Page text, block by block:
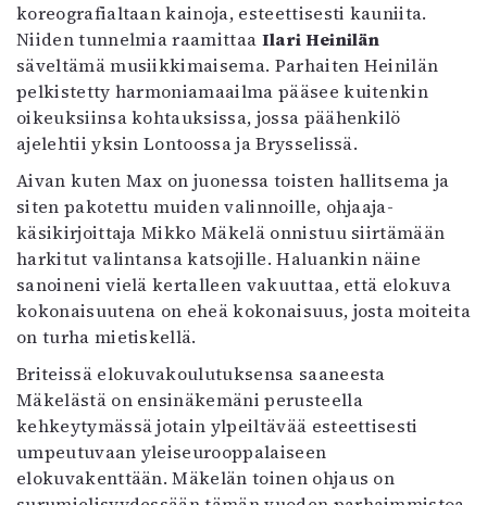
koreografialtaan kainoja, esteettisesti kauniita.
Niiden tunnelmia raamittaa Ilari Heinilän
säveltämä musiikkimaisema. Parhaiten Heinilän
pelkistetty harmoniamaailma pääsee kuitenkin
oikeuksiinsa kohtauksissa, jossa päähenkilö
ajelehtii yksin Lontoossa ja Brysselissä.
Aivan kuten Max on juonessa toisten hallitsema ja
siten pakotettu muiden valinnoille, ohjaaja-
käsikirjoittaja Mikko Mäkelä onnistuu siirtämään
harkitut valintansa katsojille. Haluankin näine
sanoineni vielä kertalleen vakuuttaa, että elokuva
kokonaisuutena on eheä kokonaisuus, josta moiteita
on turha mietiskellä.
Briteissä elokuvakoulutuksensa saaneesta
Mäkelästä on ensinäkemäni perusteella
kehkeytymässä jotain ylpeiltävää esteettisesti
umpeutuvaan yleiseurooppalaiseen
elokuvakenttään. Mäkelän toinen ohjaus on